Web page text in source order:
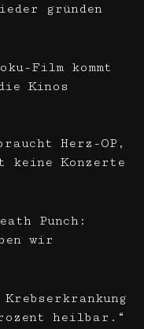
gründen
Film kommt
Kinos
Herz-OP,
Konzerte
Punch:
wir
heilbar.“